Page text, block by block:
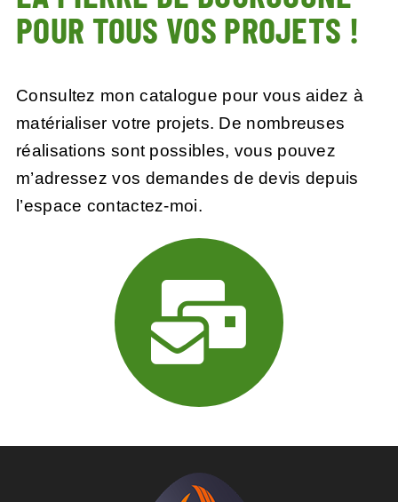
POUR TOUS VOS PROJETS !
Consultez mon catalogue pour vous aidez à
matérialiser votre projets. De nombreuses
réalisations sont possibles, vous pouvez
m’adressez vos demandes de devis depuis
l’espace contactez-moi.